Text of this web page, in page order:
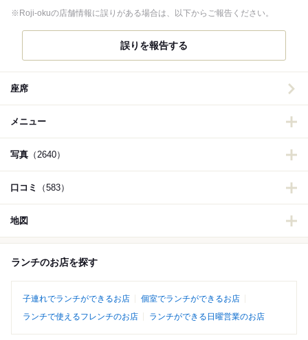
※Roji-okuの店舗情報に誤りがある場合は、以下からご報告ください。
誤りを報告する
座席
メニュー
写真 （2640）
口コミ （583）
地図
ランチのお店を探す
子連れでランチができるお店
個室でランチができるお店
ランチで使えるフレンチのお店
ランチができる日曜営業のお店